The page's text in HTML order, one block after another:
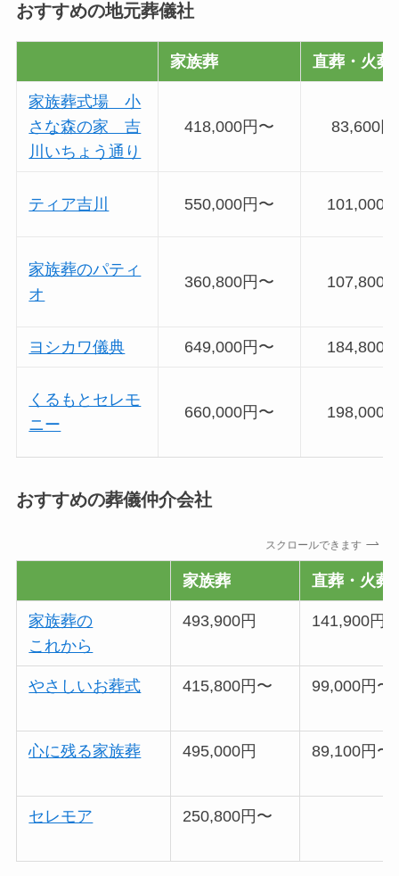
おすすめの地元葬儀社
家族葬 直葬・火葬
家族葬式場 小
さな森の家 吉
川いちょう通り
418,000円〜 83,600
ティア吉川 550,000円〜 101,000
家族葬のパティ
オ
360,800円〜 107,800
ヨシカワ儀典 649,000円〜 184,800
くるもとセレモ
ニー
660,000円〜 198,000
おすすめの葬儀仲介会社
スクロールできます
家族葬 直葬・火葬
家族葬の
これから
493,900円 141,900円
やさしいお葬式 415,800円〜 99,000円〜
心に残る家族葬 495,000円 89,100円〜
セレモア 250,800円〜